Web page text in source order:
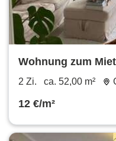
Wohnung zum
€ 52 m²
2 Zi. ca. 52,00 m²
12 €/m²